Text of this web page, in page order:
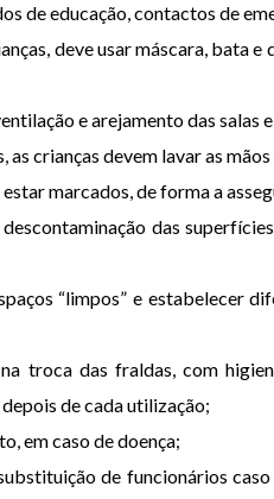
de educação, contactos de
deve usar máscara, bata
e arejamento das
as crianças devem lavar as
marcados, de forma a
das
“limpos” e estabelecer
troca das fraldas, com
de cada utilização;
em caso de doença;
de funcionários